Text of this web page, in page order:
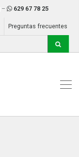
– 629 67 78 25
Preguntas frecuentes